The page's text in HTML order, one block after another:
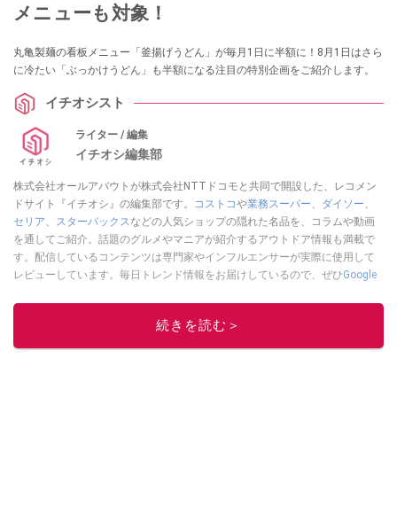
メニューも対象！
丸亀製麺の看板メニュー「釜揚げうどん」が毎月1日に半額に！8月1日はさら
に冷たい「ぶっかけうどん」も半額になる注目の特別企画をご紹介します。
イチオシスト
ライター / 編集
イチオシ編集部
株式会社オールアバウトが株式会社NTTドコモと共同で開設した、レコメン
ドサイト『イチオシ』の編集部です。
コストコや業務スーパー ダイソー
セリア
スターバックス などの人気ショップの隠れた名品を、コラムや動画
を通してご紹介。話題のグルメやマニアが紹介するアウトドア情報も満載で
す。配信しているコンテンツは専門家やインフルエンサーが実際に使用して
レビューしています。毎日トレンド情報をお届けしているので、ぜひGoogle
このイチオシストの他の記事を読む
続きを読む＞